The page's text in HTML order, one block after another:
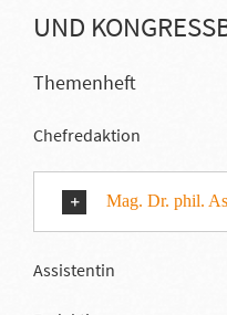
UND
Themenheft
Chefredaktion
Mag. Dr. phil.
Assistentin